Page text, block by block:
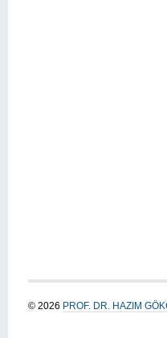
© 2026 PROF. DR. HAZIM